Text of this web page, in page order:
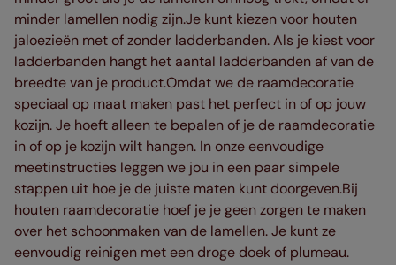
minder lamellen nodig zijn.Je kunt kiezen voor houten
jaloezieën met of zonder ladderbanden. Als je kiest voor
ladderbanden hangt het aantal ladderbanden af van de
breedte van je product.Omdat we de raamdecoratie
speciaal op maat maken past het perfect in of op jouw
kozijn. Je hoeft alleen te bepalen of je de raamdecoratie
in of op je kozijn wilt hangen. In onze eenvoudige
meetinstructies leggen we jou in een paar simpele
stappen uit hoe je de juiste maten kunt doorgeven.Bij
houten raamdecoratie hoef je je geen zorgen te maken
over het schoonmaken van de lamellen. Je kunt ze
eenvoudig reinigen met een droge doek of plumeau.